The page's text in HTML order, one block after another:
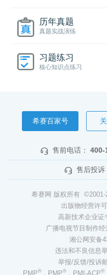
历年真题
真题实战演练
习题练习
核心知识点练习
希赛百家号
售前电话： 400-
售后投诉
希赛网 版权所有
出版物经营许
高新技术企业证
广播电视节目制作
湘公网安备
违法和不良信息
举报/反馈/投诉
PMP®，PMP®，PMI-ACP®